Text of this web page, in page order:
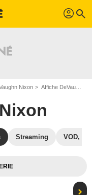
profil search
Nixon Affiche DeVaughn Nixon
Streaming VOD,